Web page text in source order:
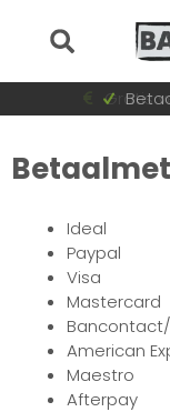
Gratis
Voor
Ideal
Paypal
Visa
Mastercard
American
Maestro
Afterpay